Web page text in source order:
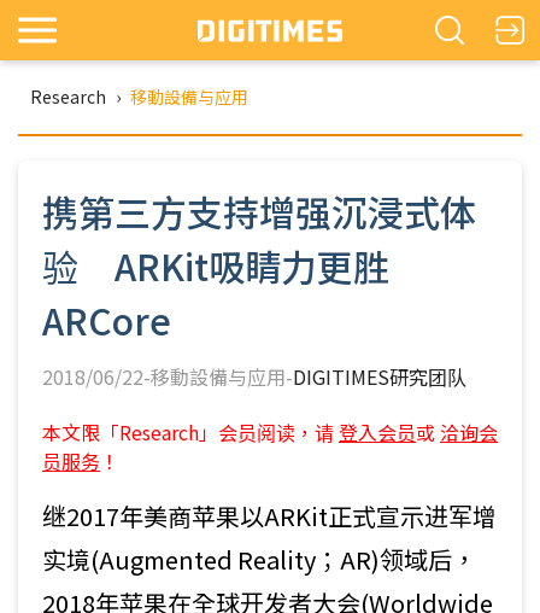
Research › 移動設備与应用
携第三方支持增强沉浸式体
验 ARKit吸睛力更胜
ARCore
2018/06/22-移動設備与应用-DIGITIMES研究团队
本文限「Research」会员阅读，请登入会员或 洽询会
员服务 ！
继2017年美商苹果以ARKit正式宣示进军增
实境(Augmented Reality；AR)领域后，
2018年苹果在全球开发者大会(Worldwide